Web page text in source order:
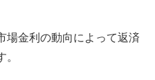
場金利の動向によって返済